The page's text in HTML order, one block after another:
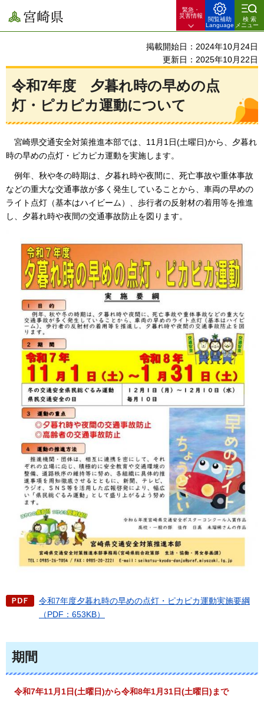
宮崎県
緊急・
災害情報
閲覧補助
Language
検索
メニュー
掲載開始日：2024年10月24日
更新日：2025年10月22日
令和7年度 夕暮れ時の早めの点
灯・ピカピカ運動について
宮崎県交通安全対策推進本部では、11月1日(土曜日)から、夕暮れ
時の早めの点灯・ピカピカ運動を実施します。
例年、秋や冬の時期は、夕暮れ時や夜間に、死亡事故や重体事故
などの重大な交通事故が多く発生していることから、車両の早めの
ライト点灯（基本はハイビーム）、歩行者の反射材の着用等を推進
し、夕暮れ時や夜間の交通事故防止を図ります。
令和7年度夕暮れ時の早めの点灯・ピカピカ運動実施要綱
（PDF：653KB）
期間
令和7年11月1日(土曜日)から令和8年1月31日(土曜日)まで